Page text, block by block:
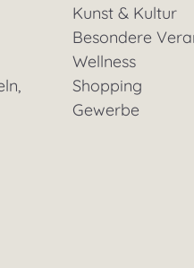
Kunst & Kultur
Besondere
Wellness
Shopping
Gewerbe